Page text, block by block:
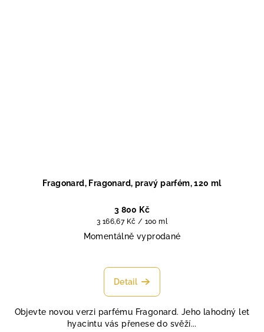
Fragonard, Fragonard, pravý parfém, 120 ml
3 800 Kč
Měrná
cena:
3 166,67 Kč / 100 ml
Momentálně vyprodané
hodnocení
produktu
z
5
Detail
Objevte novou verzi parfému Fragonard. Jeho lahodný let
hyacintu vás přenese do svěží...